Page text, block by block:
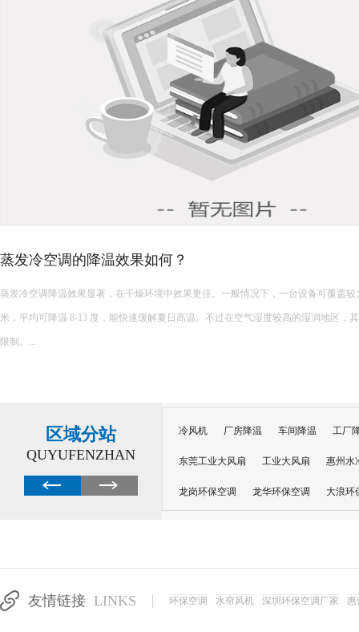
一定
发冷空调适用于各种厂房，如服
所，也适合展厅、超市、食堂、机
蒸发冷空调比传统空
与广泛应用的风冷空调系统相比，
系统相比，能节能 15%-...
以下是一些常见的车间降温设备
景，你可以根据实际情况选择： 工
区域分站
QUYUFENZHAN
冷风机 厂房降温 车间降温 工厂
东莞工业大风扇 工业大风扇 惠州水
龙岗环保空调 龙华环保空调 大浪环
友情链接 LINKS 环保空调 水帘风机 深圳环保空调厂家 惠